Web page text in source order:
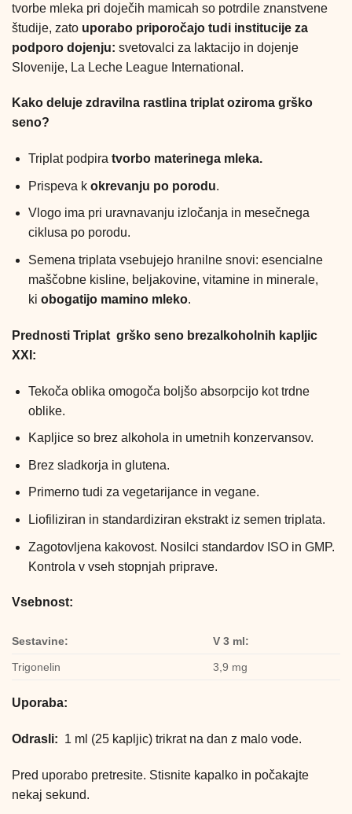
tvorbe mleka pri doječih mamicah so potrdile znanstvene
študije, zato uporabo priporočajo tudi institucije za
podporo dojenju: svetovalci za laktacijo in dojenje
Slovenije, La Leche League International.
Kako deluje zdravilna rastlina triplat oziroma grško
seno?
Triplat podpira tvorbo materinega mleka.
Prispeva k okrevanju po porodu.
Vlogo ima pri uravnavanju izločanja in mesečnega
ciklusa po porodu.
Semena triplata vsebujejo hranilne snovi: esencialne
maščobne kisline, beljakovine, vitamine in minerale,
ki obogatijo mamino mleko.
Prednosti Triplat grško seno brezalkoholnih kapljic
XXI:
Tekoča oblika omogoča boljšo absorpcijo kot trdne
oblike.
Kapljice so brez alkohola in umetnih konzervansov.
Brez sladkorja in glutena.
Primerno tudi za vegetarijance in vegane.
Liofiliziran in standardiziran ekstrakt iz semen triplata.
Zagotovljena kakovost. Nosilci standardov ISO in GMP.
Kontrola v vseh stopnjah priprave.
Vsebnost:
Sestavine: V 3 ml:
Trigonelin 3,9 mg
Uporaba:
Odrasli: 1 ml (25 kapljic) trikrat na dan z malo vode.
Pred uporabo pretresite. Stisnite kapalko in počakajte
nekaj sekund.